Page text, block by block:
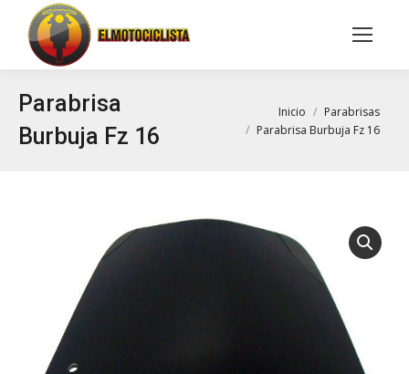
Buscar:
Parabrisa
Burbuja Fz 16
Inicio
Parabrisas
Parabrisa Burbuja Fz 16